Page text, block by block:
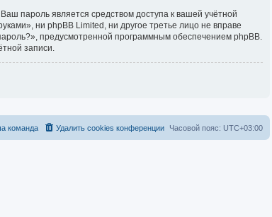
пароль является средством доступа к вашей учётной
ни phpBB Limited, ни другое третье лицо не вправе
предусмотренной программным обеспечением phpBB.
записи.
Часовой пояс: UTC+03:00
Удалить cookies конференции
команда